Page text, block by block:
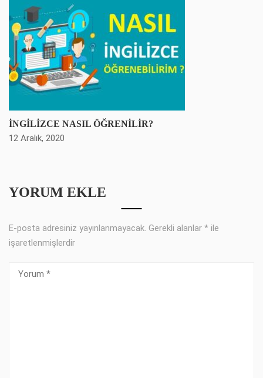
İNGİLİZCE NASIL ÖĞRENİLİR?
12 Aralık, 2020
YORUM EKLE
E-posta adresiniz yayınlanmayacak. Gerekli alanlar * ile
işaretlenmişlerdir